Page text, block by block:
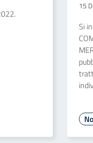
15
Si